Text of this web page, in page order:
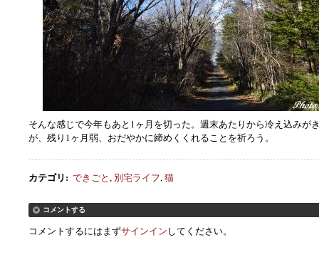
そんな感じで今年もあと1ヶ月を切った。週末あたりから冷え込みが
が、残り1ヶ月弱、おだやかに締めくくれることを祈ろう。
カテゴリ: できごと, 別宅ライフ,猫
コメントする
コメントするにはまずサインインしてください。